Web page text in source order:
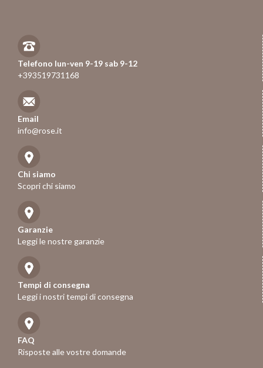
Telefono lun-ven 9-19 sab 9-12
+393519731168
Email
info@rose.it
Chi siamo
Scopri chi siamo
Garanzie
Leggi le nostre garanzie
Tempi di consegna
Leggi i nostri tempi di consegna
FAQ
Risposte alle vostre domande